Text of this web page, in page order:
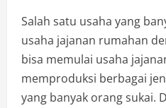
Salah satu usaha yang
usaha jajanan rumahan
bisa memulai usaha
memproduksi berbagai
yang banyak orang sukai.